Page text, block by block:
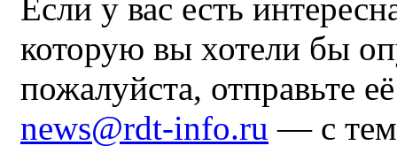
Если у вас есть
которую вы хотели бы
пожалуйста, отправьте
news@rdt-info.ru — с